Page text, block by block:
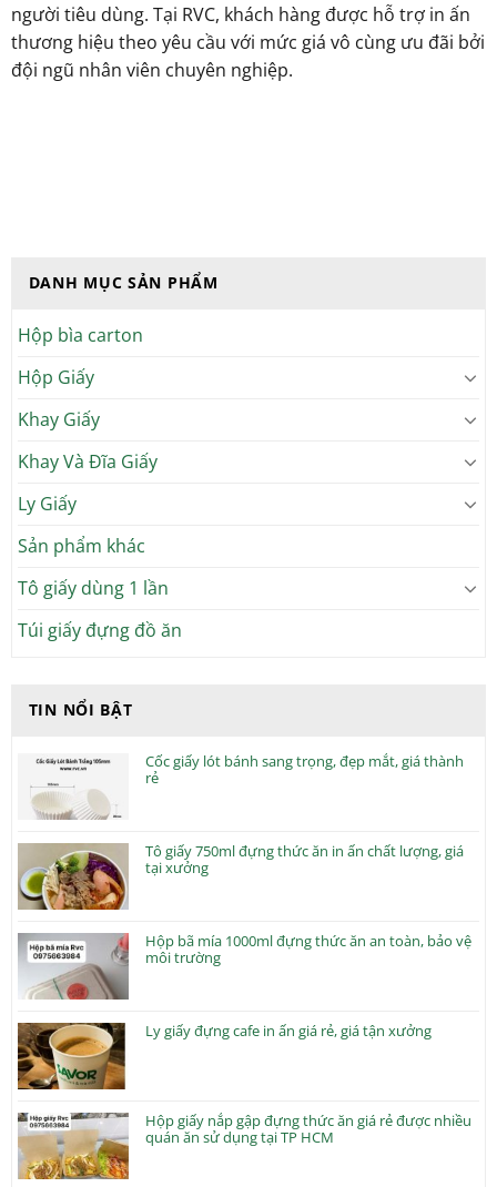
người tiêu dùng. Tại RVC, khách hàng được hỗ trợ in ấn
thương hiệu theo yêu cầu với mức giá vô cùng ưu đãi bởi
đội ngũ nhân viên chuyên nghiệp.
DANH MỤC SẢN PHẨM
Hộp bìa carton
Hộp Giấy
Khay Giấy
Khay Và Đĩa Giấy
Ly Giấy
Sản phẩm khác
Tô giấy dùng 1 lần
Túi giấy đựng đồ ăn
TIN NỔI BẬT
Cốc giấy lót bánh sang trọng, đẹp mắt, giá thành
rẻ
Tô giấy 750ml đựng thức ăn in ấn chất lượng, giá
tại xưởng
Hộp bã mía 1000ml đựng thức ăn an toàn, bảo vệ
môi trường
Ly giấy đựng cafe in ấn giá rẻ, giá tận xưởng
Hộp giấy nắp gập đựng thức ăn giá rẻ được nhiều
quán ăn sử dụng tại TP HCM